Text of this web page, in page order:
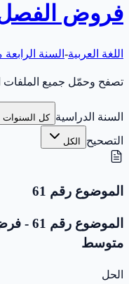
فروض الفصل
اللغة العربية- السنة
تصفح وحمّل جميع الملفات
السنة الدراسية كل السنوات
التصحيح الكل
الموضوع رقم 61
متوسط
الحل